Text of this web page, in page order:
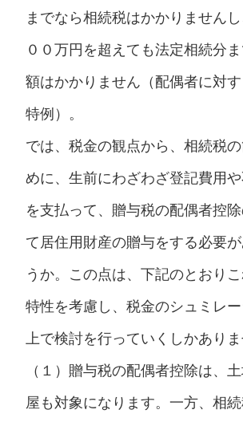
までなら相続税はかかりません
００万円を超えても法定相続分
額はかかりません（配偶者に対
特例）。
では、税金の観点から、相続税
めに、生前にわざわざ登記費用
を支払って、贈与税の配偶者控
て居住用財産の贈与をする必要
うか。この点は、下記のとおり
特性を考慮し、税金のシュミレ
上で検討を行っていくしかありま
（１）贈与税の配偶者控除は、
屋も対象になります。一方、相